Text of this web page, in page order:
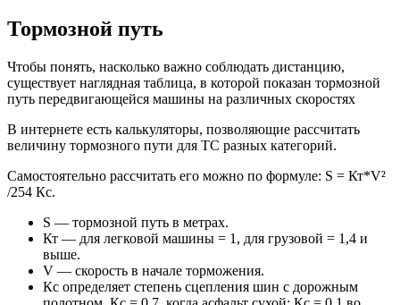
Тормозной путь
Чтобы понять, насколько важно соблюдать дистанцию,
существует наглядная таблица, в которой показан тормозной
путь передвигающейся машины на различных скоростях
В интернете есть калькуляторы, позволяющие рассчитать
величину тормозного пути для ТС разных категорий.
Самостоятельно рассчитать его можно по формуле: S = Кт*V²
/254 Кс.
S — тормозной путь в метрах.
Кт — для легковой машины = 1, для грузовой = 1,4 и
выше.
V — скорость в начале торможения.
Кс определяет степень сцепления шин с дорожным